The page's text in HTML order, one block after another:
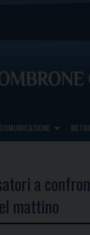
COMUNICAZIONE
a
mattino